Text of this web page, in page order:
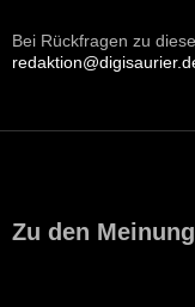
Bei Rückfragen zu
Zu den